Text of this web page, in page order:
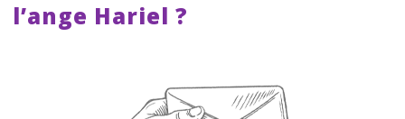
l’ange Hariel ?